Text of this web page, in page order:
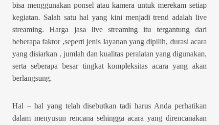
bisa menggunakan ponsel atau kamera untuk merekam setiap
kegiatan. Salah satu hal yang kini menjadi trend adalah live
streaming. Harga jasa live streaming itu tergantung dari
beberapa faktor ,seperti jenis layanan yang dipilih, durasi acara
yang disiarkan , jumlah dan kualitas peralatan yang digunakan,
serta seberapa besar tingkat kompleksitas acara yang akan
berlangsung.
Hal – hal yang telah disebutkan tadi harus Anda perhatikan
dalam menyusun rencana sehingga acara yang direncanakan